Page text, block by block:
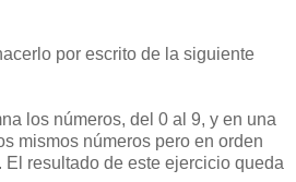
por escrito de la siguiente
los números, del 0 al 9, y en una
mismos números pero en orden
resultado de este ejercicio queda